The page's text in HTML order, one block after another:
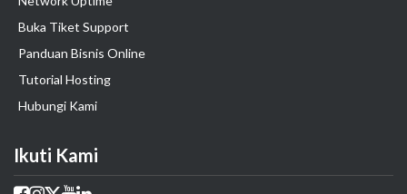
Buka Tiket Support
Panduan Bisnis Online
Tutorial Hosting
Hubungi Kami
Ikuti Kami